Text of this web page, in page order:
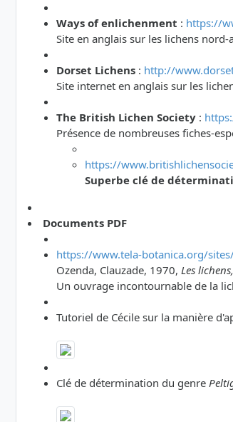
Ways of enlichenment : https://
Site en anglais sur les lichens
Dorset Lichens : http://
Site internet en anglais sur les
The British Lichen Society :
Présence de nombreuses fiches-
https://
Superbe clé de
Documents PDF
https://www.tela-botanica.org/
Ozenda, Clauzade, 1970, Les
Un ouvrage incontournable de la
Tutoriel de Cécile sur la manière
Clé de détermination du genre